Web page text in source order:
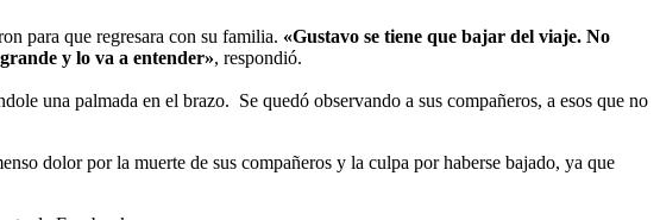
para que regresara con su familia. «Gustavo se tiene que bajar del viaje. No
y lo va a entender», respondió.
una palmada en el brazo. Se quedó observando a sus compañeros, a esos que no
dolor por la muerte de sus compañeros y la culpa por haberse bajado, ya que